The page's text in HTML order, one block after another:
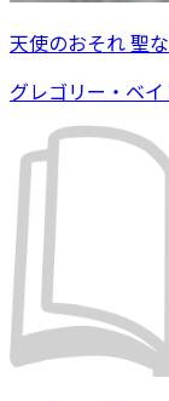
天使のおそれ 聖
グレゴリー・ベ